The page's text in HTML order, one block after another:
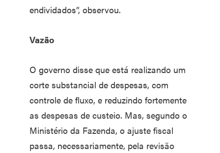
endividados”, observou.
Vazão
O governo disse que está realizando um
corte substancial de despesas, com
controle de fluxo, e reduzindo fortemente
as despesas de custeio. Mas, segundo o
Ministério da Fazenda, o ajuste fiscal
passa, necessariamente, pela revisão